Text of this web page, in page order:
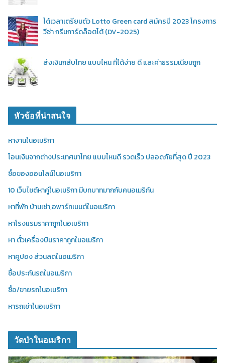
ได้เวลาเตรียมตัว Lotto Green card สมัครปี 2023 โครงการ
วีซ่า กรีนการ์ดล็อตโต้ (DV-2025)
ส่งเงินกลับไทย แบบไหน ที่ได้ง่าย ดี และค่าธรรมเนียมถูก
หัวข้อที่น่าสนใจ
หางานในอเมริกา
โอนเงินจากต่างประเทศมาไทย แบบไหนดี รวดเร็ว ปลอดภัยที่สุด ปี 2023
ซื้อของออนไลน์ในอเมริกา
10 เว็บไซต์หาคู่ในอเมริกา มีบทบาทมากกับคนอเมริกัน
หาที่พัก บ้านเช่า,อพาร์ทเมนต์ในอเมริกา
หาโรงแรมราคาถูกในอเมริกา
หา ตั๋วเครื่องบินราคาถูกในอเมริกา
หาคูปอง ส่วนลดในอเมริกา
ซื้อประกันรถในอเมริกา
ซื้อ/ขายรถในอเมริกา
หารถเช่าในอเมริกา
วัดป่าในอเมริกา